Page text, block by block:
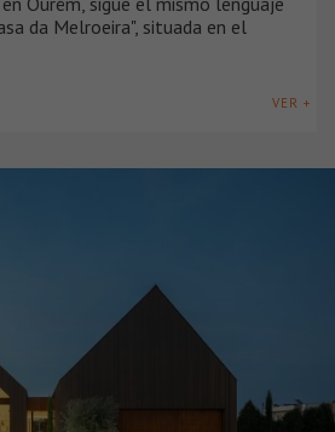
da Melroeira", situada en el
VER +